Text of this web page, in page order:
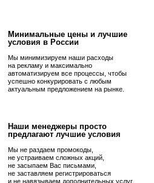
Минимальные цены и лучшие
условия в России
Мы минимизируем наши расходы
на рекламу и максимально
автоматизируем все процессы, чтобы
успешно конкурировать с любым
актуальным предложением на рынке.
Наши менеджеры просто
предлагают лучшие условия
Мы не раздаем промокоды,
не устраиваем сложных акций,
не засыпаем Вас письмами,
не заставляем регистрироваться
и не навязываем дополнительных услуг.